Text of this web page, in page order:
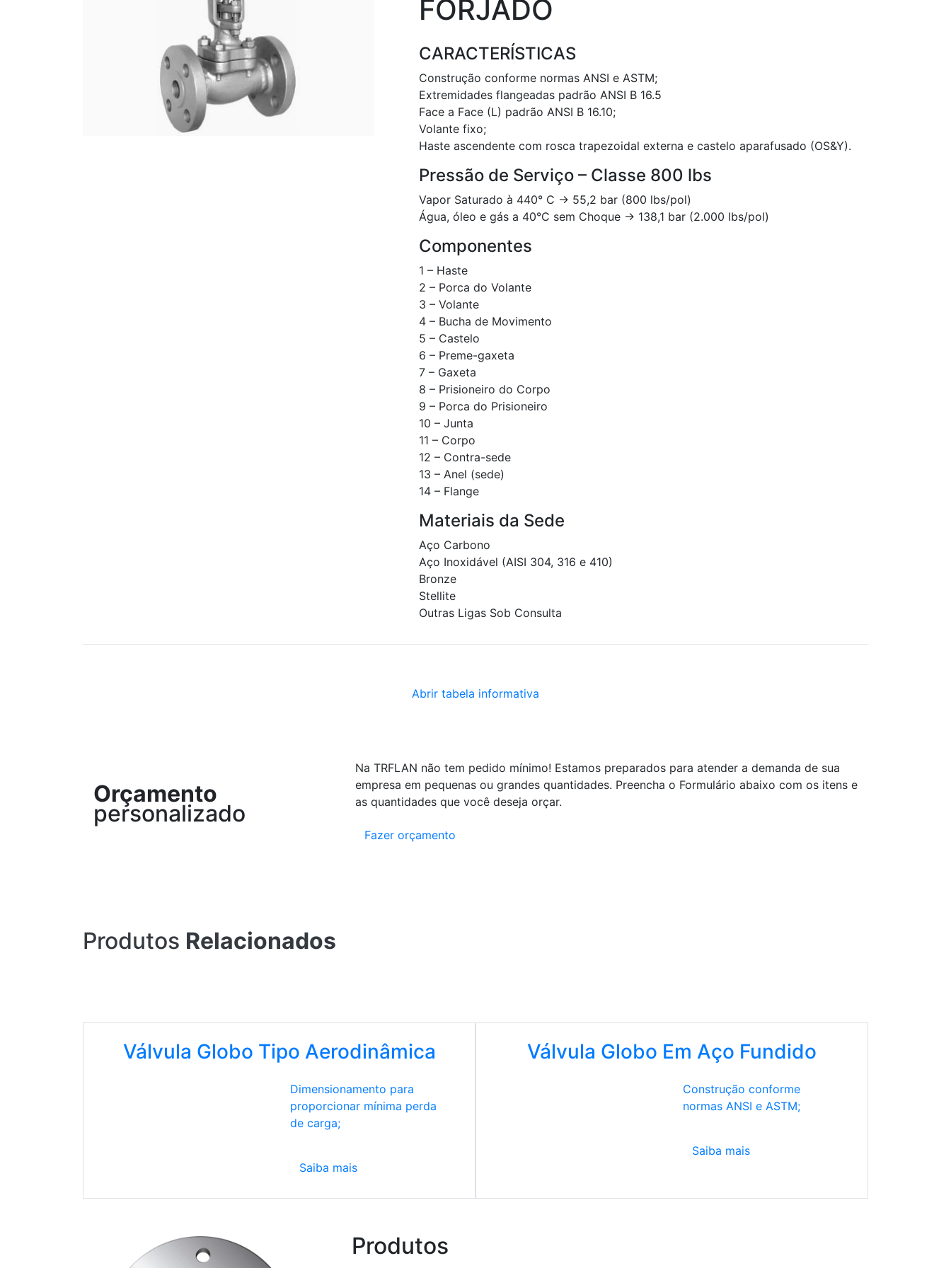
FORJADO
CARACTERÍSTICAS
Construção conforme normas ANSI e ASTM;
Extremidades flangeadas padrão ANSI B 16.5
Face a Face (L) padrão ANSI B 16.10;
Volante fixo;
Haste ascendente com rosca trapezoidal externa e castelo aparafusado (OS&Y).
Pressão de Serviço – Classe 800 lbs
Vapor Saturado à 440° C -> 55,2 bar (800 lbs/pol)
Água, óleo e gás a 40°C sem Choque -> 138,1 bar (2.000 lbs/pol)
Componentes
1 – Haste
2 – Porca do Volante
3 – Volante
4 – Bucha de Movimento
5 – Castelo
6 – Preme-gaxeta
7 – Gaxeta
8 – Prisioneiro do Corpo
9 – Porca do Prisioneiro
10 – Junta
11 – Corpo
12 – Contra-sede
13 – Anel (sede)
14 – Flange
Materiais da Sede
Aço Carbono
Aço Inoxidável (AISI 304, 316 e 410)
Bronze
Stellite
Outras Ligas Sob Consulta
Abrir tabela informativa
Orçamento
personalizado
Na TRFLAN não tem pedido mínimo! Estamos preparados para atender a demanda de sua
empresa em pequenas ou grandes quantidades. Preencha o Formulário abaixo com os itens e
as quantidades que você deseja orçar.
Fazer orçamento
Produtos Relacionados
Válvula Globo Tipo Aerodinâmica
Dimensionamento para
proporcionar mínima perda
de carga;
Saiba mais
Válvula Globo Em Aço Fundido
Construção conforme
normas ANSI e ASTM;
Saiba mais
Produtos